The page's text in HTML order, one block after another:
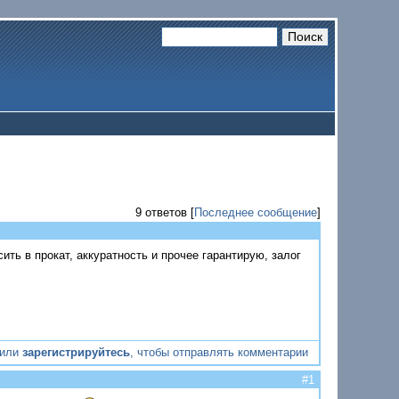
9 ответов [Последнее сообщение]
в прокат, аккуратность и прочее гарантирую, залог
зарегистрируйтесь, чтобы отправлять комментарии
#1